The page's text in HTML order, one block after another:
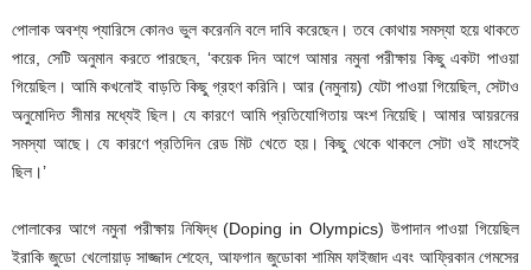
পোলাক অবশ্য প্যারিসে কোনও ভুল করেননি বলে দাবি করেছেন। তবে কোথায় সমস্যা হয়ে থাকতে
পারে, সেটি অনুমান করতে পারছেন, ‘কয়েক দিন আগে আমার নমুনা পরীক্ষায় কিছু একটা পাওয়া
গিয়েছিল। আমি কখনোই বাড়তি কিছু গ্রহণ করিনি। আর (নমুনায়) যেটা পাওয়া গিয়েছিল, সেটাও
অনুমোদিত সীমার মধ্যেই ছিল। যে কারণে আমি প্রতিযোগিতায় অংশ নিয়েছি। আমার আয়রনের
সমস্যা আছে। যে কারণে প্রতিদিন রেড মিট খেতে হয়। কিছু থেকে থাকলে সেটা ওই মাংসেই
ছিল।’
পোলাকের আগে নমুনা পরীক্ষায় নিষিদ্ধ (Doping in Olympics) উপাদান পাওয়া গিয়েছিল
ইরাকি জুডো খেলোয়াড় সাজ্জাদ শেহেন, আফগান জুডোকা শামিম ফাইজাদ এবং আফ্রিকান গেমসের